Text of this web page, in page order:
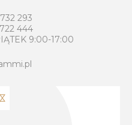
293
444
9:00-17:00